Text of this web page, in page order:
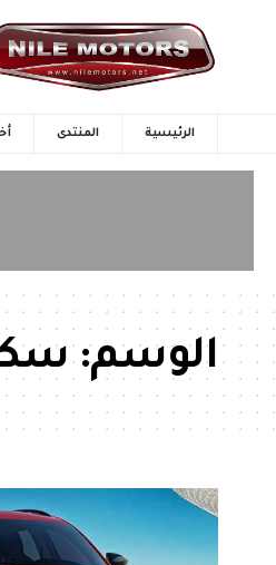
الرئيسية المنتدى
الوسم: